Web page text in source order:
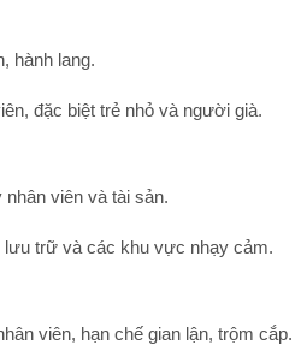
hành lang.
đặc biệt trẻ nhỏ và người già.
nhân viên và tài sản.
lưu trữ và các khu vực nhạy cảm.
viên, hạn chế gian lận, trộm cắp.